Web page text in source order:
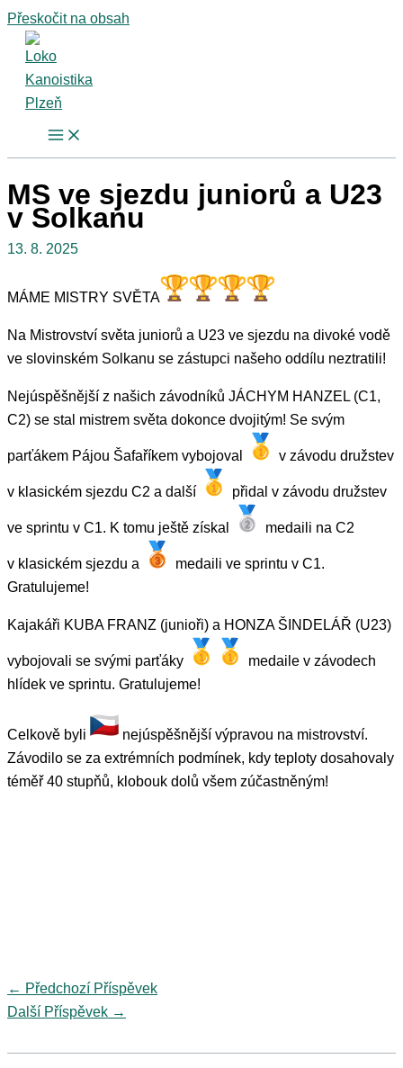
Přeskočit na obsah
MS ve sjezdu juniorů a U23
v Solkanu
13. 8. 2025
MÁME MISTRY SVĚTA
Na Mistrovství světa juniorů a U23 ve sjezdu na divoké vodě
ve slovinském Solkanu se zástupci našeho oddílu neztratili!
Nejúspěšnější z našich závodníků JÁCHYM HANZEL (C1,
C2) se stal mistrem světa dokonce dvojitým! Se svým
parťákem Pájou Šafaříkem vybojoval v závodu družstev
v klasickém sjezdu C2 a další přidal v závodu družstev
ve sprintu v C1. K tomu ještě získal medaili na C2
v klasickém sjezdu a
medaili ve sprintu v C1.
Gratulujeme!
Kajakáři KUBA FRANZ (junioři) a HONZA ŠINDELÁŘ (U23)
vybojovali se svými parťáky
medaile v závodech
hlídek ve sprintu. Gratulujeme!
Celkově byli
nejúspěšnější výpravou na mistrovství.
Závodilo se za extrémních podmínek, kdy teploty dosahovaly
téměř 40 stupňů, klobouk dolů všem zúčastněným!
← Předchozí Příspěvek
Další Příspěvek →